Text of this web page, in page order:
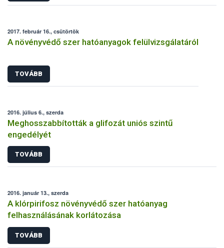
2017. február 16., csütörtök
A növényvédő szer hatóanyagok felülvizsgálatáról
TOVÁBB
2016. július 6., szerda
Meghosszabbították a glifozát uniós szintű
engedélyét
TOVÁBB
2016. január 13., szerda
A klórpirifosz növényvédő szer hatóanyag
felhasználásának korlátozása
TOVÁBB